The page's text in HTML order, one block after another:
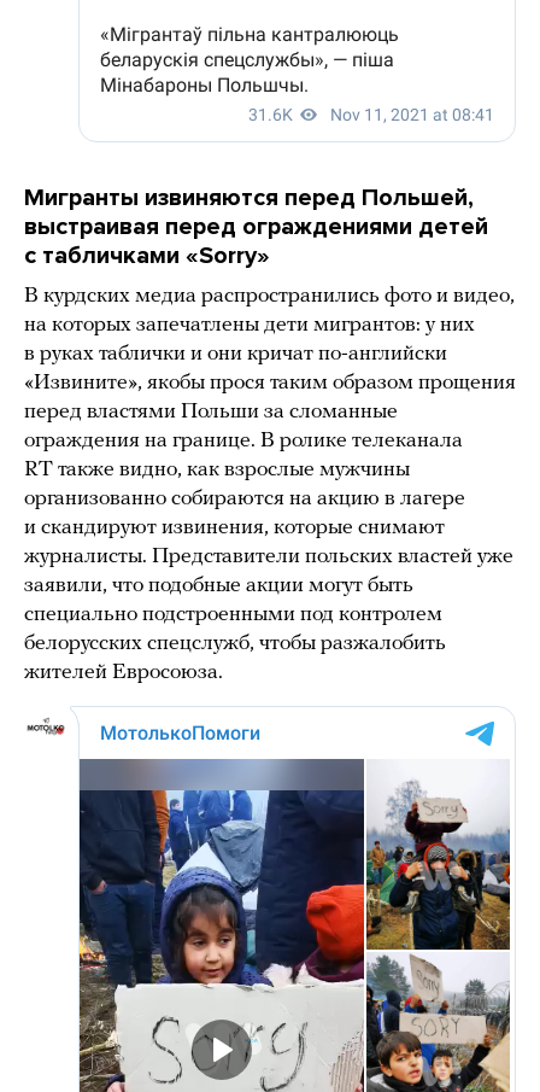
Мигранты извиняются перед Польшей,
выстраивая перед ограждениями детей
с табличками «Sorry»
В курдских медиа распространились фото и видео,
на которых запечатлены дети мигрантов: у них
в руках таблички и они кричат по-английски
«Извините», якобы прося таким образом прощения
перед властями Польши за сломанные
ограждения на границе. В ролике телеканала
RT также видно, как взрослые мужчины
организованно собираются на акцию в лагере
и скандируют извинения, которые снимают
журналисты. Представители польских властей уже
заявили, что подобные акции могут быть
специально подстроенными под контролем
белорусских спецслужб, чтобы разжалобить
жителей Евросоюза.